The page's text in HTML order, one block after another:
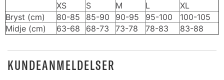
XS
S M L
XL
Bryst (cm)
80-85 85-90 90-95 95-100
100-105
Midje (cm)
63-68 68-73 73-78 78-83 83-88
KUNDEANMELDELSER